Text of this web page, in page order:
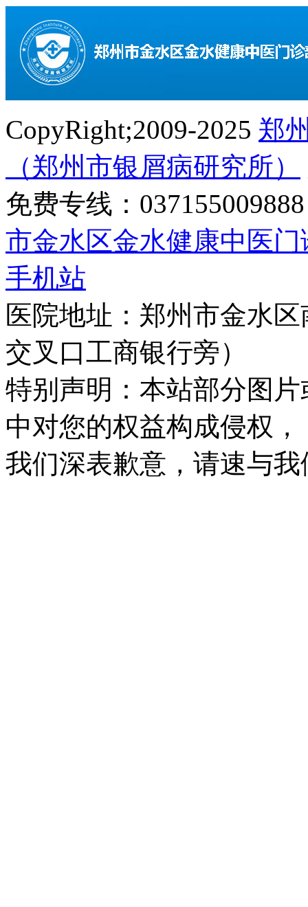
CopyRight;2009-2025 郑
（郑州市银屑病研究所）
免费专线：
市金水区金水健康中医
手机站
医院地址：郑州市金水
交叉口工商银行旁）
特别声明：本站部分图
中对您的权益构成侵权，
我们深表歉意，请速与